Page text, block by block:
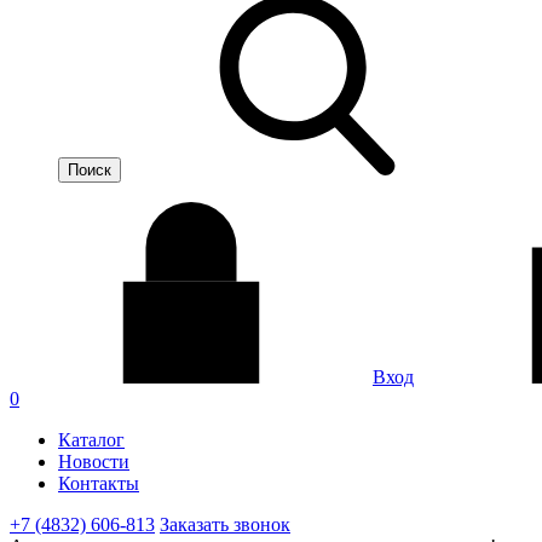
Вход
0
Каталог
Новости
Контакты
+7 (4832) 606-813 Заказать звонок